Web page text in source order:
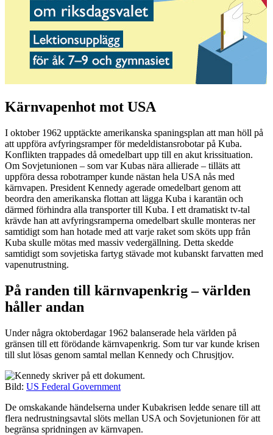
Kärnvapenhot mot USA
I oktober 1962 upptäckte amerikanska spaningsplan att man höll på
att uppföra avfyringsramper för medeldistansrobotar på Kuba.
Konflikten trappades då omedelbart upp till en akut krissituation.
Om Sovjetunionen – som var Kubas nära allierade – tilläts att
uppföra dessa robotramper kunde nästan hela USA nås med
kärnvapen. President Kennedy agerade omedelbart genom att
beordra den amerikanska flottan att lägga Kuba i karantän och
därmed förhindra alla transporter till Kuba. I ett dramatiskt tv-tal
krävde han att avfyringsramperna omedelbart skulle monteras ner
samtidigt som han hotade med att varje raket som sköts upp från
Kuba skulle mötas med massiv vedergällning. Detta skedde
samtidigt som sovjetiska fartyg stävade mot kubanskt farvatten med
vapenutrustning.
På randen till kärnvapenkrig – världen
håller andan
Under några oktoberdagar 1962 balanserade hela världen på
gränsen till ett förödande kärnvapenkrig. Som tur var kunde krisen
till slut lösas genom samtal mellan Kennedy och Chrusjtjov.
Bild: US Federal Government
De omskakande händelserna under Kubakrisen ledde senare till att
flera nedrustningsavtal slöts mellan USA och Sovjetunionen för att
begränsa spridningen av kärnvapen.